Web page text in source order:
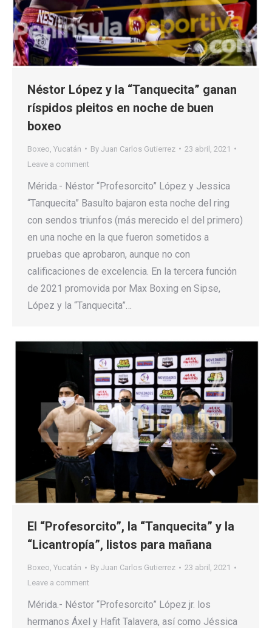
Néstor López y la “Tanquecita” ganan
ríspidos pleitos en noche de buen
boxeo
Boxeo Yucatán By Juan Carlos Gutierrez
23 abril, 2021
Leave a comment
Mérida.- Néstor “Profesorcito” López y Jessica
“Tanquecita” Basulto bajaron esta noche del ring
con sendos triunfos (más merecido el del primero)
en una noche en la que fueron sometidos a
pruebas que aprobaron, aunque no con
calificaciones de excelencia. En la tercera función
de 2021 promovida por Max Boxing en Sipse,
López y la “Tanquecita”…
El “Profesorcito”, la “Tanquecita” y la
“Licantropía”, listos para mañana
Boxeo, Yucatán By Juan Carlos Gutierrez
23 abril, 2021
Leave a comment
Mérida.- Néstor “Profesorcito” López jr. los
hermanos Áxel y Hafit Talavera, así como Jéssica